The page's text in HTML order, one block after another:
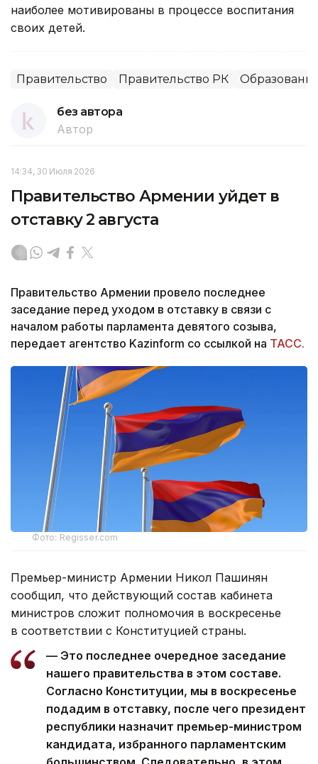
наиболее мотивированы в процессе воспитания
своих детей.
Правительство Правительство РК
без автора
Автор
14:34, 30 Июля 2026
Правительство Армении уйдет в
отставку 2 августа
Правительство Армении провело последнее
заседание перед уходом в отставку в связи с
началом работы парламента девятого созыва,
передает агентство Kazinform со ссылкой на ТАСС.
Фото: Regisser.com
Премьер-министр Армении Никол Пашинян
сообщил, что действующий состав кабинета
министров сложит полномочия в воскресенье
в соответствии с Конституцией страны.
— Это последнее очередное заседание
нашего правительства в этом составе.
Согласно Конституции, мы в воскресенье
подадим в отставку, после чего президент
республики назначит премьер-министром
кандидата, избранного парламентским